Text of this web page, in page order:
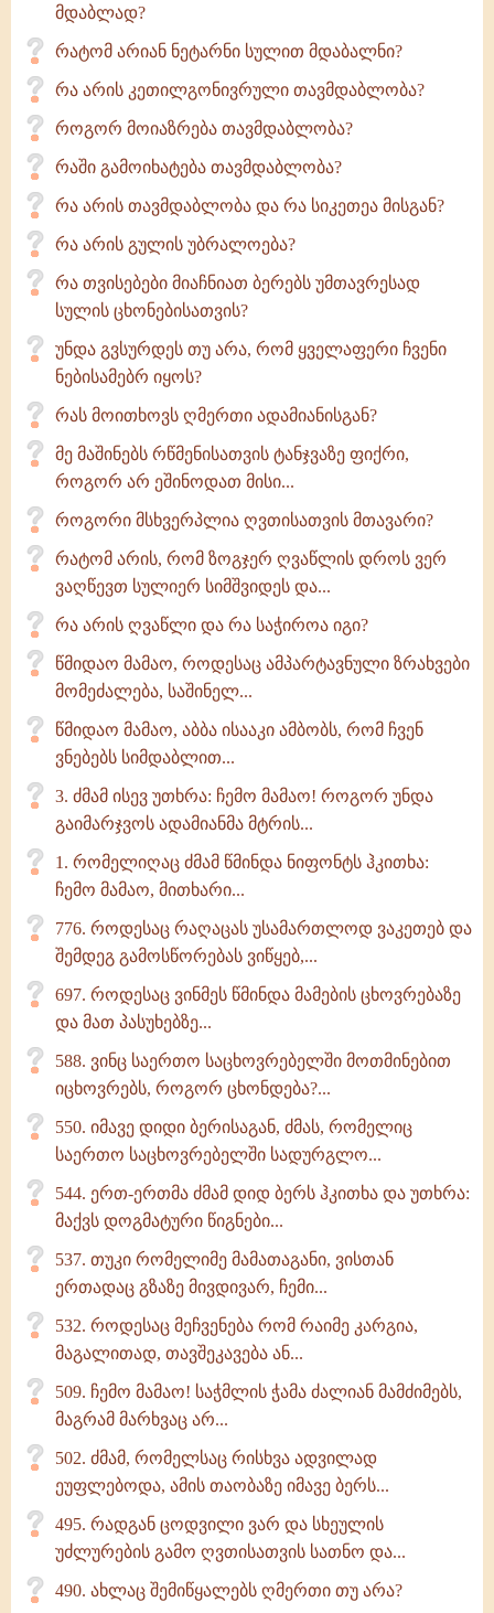
მდაბლად?
რატომ არიან ნეტარნი სულით მდაბალნი?
რა არის კეთილგონივრული თავმდაბლობა?
როგორ მოიაზრება თავმდაბლობა?
რაში გამოიხატება თავმდაბლობა?
რა არის თავმდაბლობა და რა სიკეთეა მისგან?
რა არის გულის უბრალოება?
რა თვისებები მიაჩნიათ ბერებს უმთავრესად
სულის ცხონებისათვის?
უნდა გვსურდეს თუ არა, რომ ყველაფერი ჩვენი
ნებისამებრ იყოს?
რას მოითხოვს ღმერთი ადამიანისგან?
მე მაშინებს რწმენისათვის ტანჯვაზე ფიქრი,
როგორ არ ეშინოდათ მისი...
როგორი მსხვერპლია ღვთისათვის მთავარი?
რატომ არის, რომ ზოგჯერ ღვაწლის დროს ვერ
ვაღწევთ სულიერ სიმშვიდეს და...
რა არის ღვაწლი და რა საჭიროა იგი?
წმიდაო მამაო, როდესაც ამპარტავნული ზრახვები
მომეძალება, საშინელ...
წმიდაო მამაო, აბბა ისააკი ამბობს, რომ ჩვენ
ვნებებს სიმდაბლით...
3. ძმამ ისევ უთხრა: ჩემო მამაო! როგორ უნდა
გაიმარჯვოს ადამიანმა მტრის...
1. რომელიღაც ძმამ წმინდა ნიფონტს ჰკითხა:
ჩემო მამაო, მითხარი...
776. როდესაც რაღაცას უსამართლოდ ვაკეთებ და
შემდეგ გამოსწორებას ვიწყებ,...
697. როდესაც ვინმეს წმინდა მამების ცხოვრებაზე
და მათ პასუხებზე...
588. ვინც საერთო საცხოვრებელში მოთმინებით
იცხოვრებს, როგორ ცხონდება?...
550. იმავე დიდი ბერისაგან, ძმას, რომელიც
საერთო საცხოვრებელში სადურგლო...
544. ერთ-ერთმა ძმამ დიდ ბერს ჰკითხა და უთხრა:
მაქვს დოგმატური წიგნები...
537. თუკი რომელიმე მამათაგანი, ვისთან
ერთადაც გზაზე მივდივარ, ჩემი...
532. როდესაც მეჩვენება რომ რაიმე კარგია,
მაგალითად, თავშეკავება ან...
509. ჩემო მამაო! საჭმლის ჭამა ძალიან მამძიმებს,
მაგრამ მარხვაც არ...
502. ძმამ, რომელსაც რისხვა ადვილად
ეუფლებოდა, ამის თაობაზე იმავე ბერს...
495. რადგან ცოდვილი ვარ და სხეულის
უძლურების გამო ღვთისათვის სათნო და...
490. ახლაც შემიწყალებს ღმერთი თუ არა?